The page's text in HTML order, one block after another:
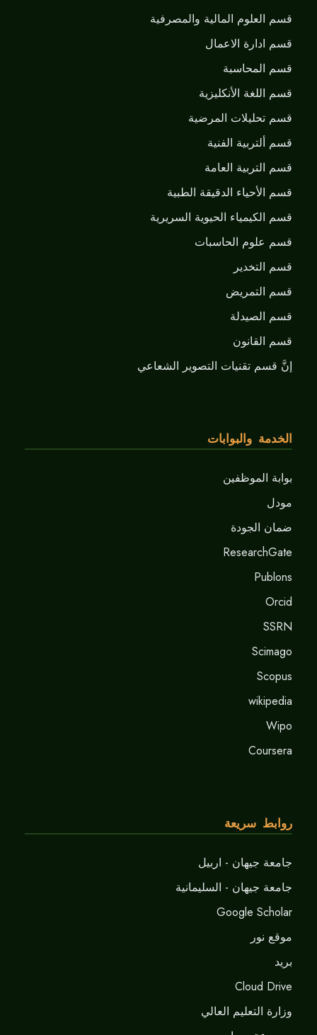
قسم العلوم المالية والمصرفية
قسم ادارة الاعمال
قسم المحاسبة
قسم اللغة الأنكليزية
قسم تحليلات المرضية
قسم ألتربية الفنية
قسم التربية العامة
قسم الأحياء الدقيقة الطبية
قسم الكيمياء الحيوية السريرية
قسم علوم الحاسبات
قسم التخدير
قسم التمريض
قسم الصيدلة
قسم القانون
إنَّ قسم تقنيات التصوير الشعاعي
الخدمة والبوابات
بوابة الموظفين
مودل
ضمان الجودة
ResearchGate
Publons
Orcid
SSRN
Scimago
Scopus
wikipedia
Wipo
Coursera
روابط سريعة
جامعة جيهان - اربيل
جامعة جيهان - السليمانية
Google Scholar
موقع نور
برید
Cloud Drive
وزارة التعليم العالي